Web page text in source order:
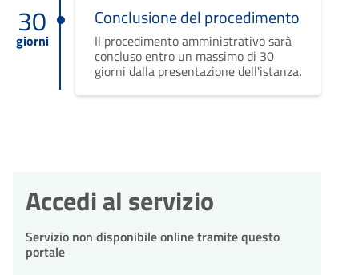
30
giorni
Conclusione del procedimento
Il procedimento amministrativo sarà
concluso entro un massimo di 30
giorni dalla presentazione dell'istanza.
Accedi al servizio
Servizio non disponibile online tramite questo
portale